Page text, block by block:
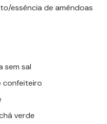
essência de amêndoas
sem sal
confeiteiro
verde